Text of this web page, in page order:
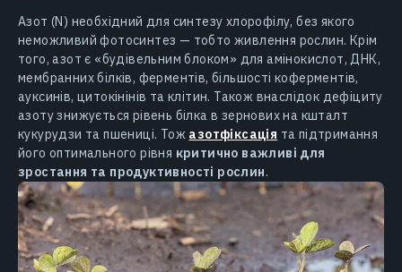
Азот (N) необхідний для синтезу хлорофілу, без якого
неможливий фотосинтез — тобто живлення рослин. Крім
того, азот є «будівельним блоком» для амінокислот, ДНК,
мембранних білків, ферментів, більшості коферментів,
ауксинів, цитокінінів та клітин. Також внаслідок дефіциту
азоту знижується рівень білка в зернових на кшталт
кукурудзи та пшениці. Тож азотфіксація та підтримання
його оптимального рівня критично важливі для
зростання та продуктивності рослин.